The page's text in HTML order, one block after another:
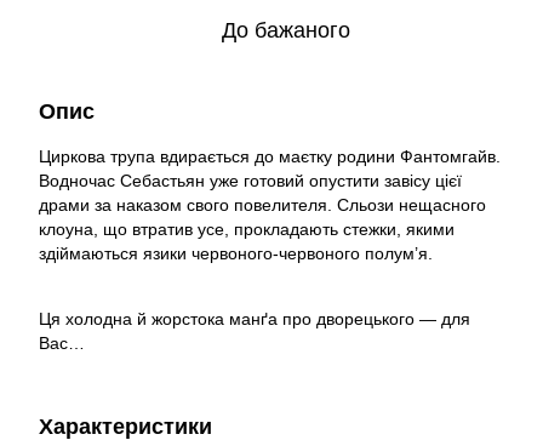
До бажаного
Опис
Циркова трупа вдирається до маєтку родини Фантомгайв.
Водночас Себастьян уже готовий опустити завісу цієї
драми за наказом свого повелителя. Сльози нещасного
клоуна, що втратив усе, прокладають стежки, якими
здіймаються язики червоного-червоного полум’я.
Ця холодна й жорстока манґа про дворецького — для
Вас…
Характеристики